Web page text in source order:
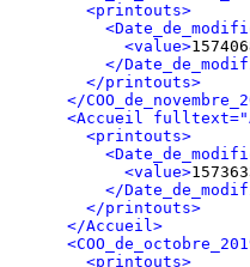
<printouts>
<value>
</
</printouts>
</
<Accueil
<printouts>
<value>
</
</printouts>
</Accueil>
<printouts>